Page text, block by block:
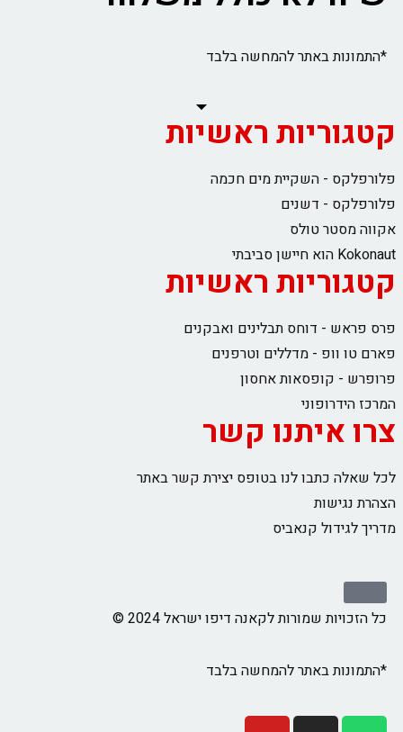
*התמונות באתר להמחשה בלבד
קטגוריות ראשיות
פלורפלקס - השקיית מים חכמה
פלורפלקס - דשנים
אקווה מסטר טולס
Kokonaut הוא חיישן סביבתי
קטגוריות ראשיות
פרס פראש - דוחס תבלינים ואבקנים
פארם טו וופ - מדללים וטרפנים
פרופרש - קופסאות אחסון
המרכז הידרופוני
צרו איתנו קשר
לכל שאלה כתבו לנו בטופס יצירת קשר באתר
הצהרת נגישות
מדריך לגידול קנאביס
כל הזכויות שמורות לקאנה דיפו ישראל 2024 ©
*התמונות באתר להמחשה בלבד